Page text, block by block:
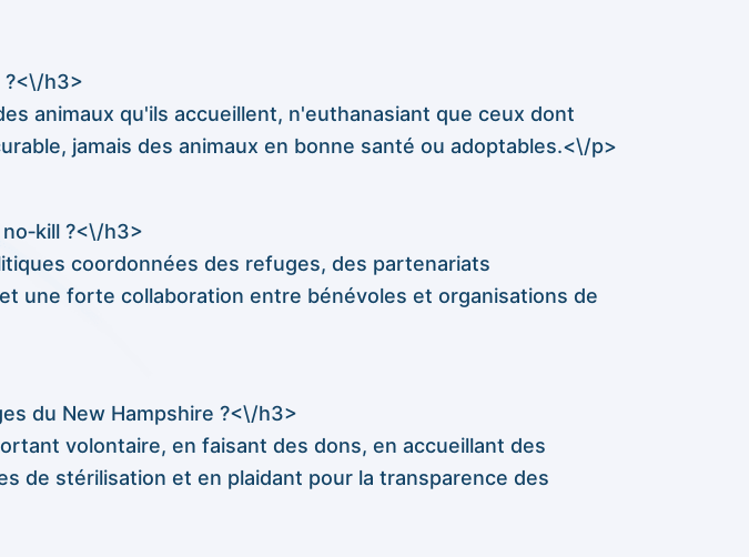
?<\/h3>
animaux qu'ils accueillent, n'euthanasiant que ceux dont
jamais des animaux en bonne santé ou adoptables.<\/p>
?<\/h3>
coordonnées des refuges, des partenariats
une forte collaboration entre bénévoles et organisations de
du New Hampshire ?<\/h3>
volontaire, en faisant des dons, en accueillant des
de stérilisation et en plaidant pour la transparence des